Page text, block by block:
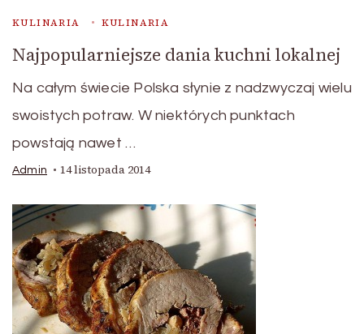
KULINARIA KULINARIA
Najpopularniejsze dania kuchni lokalnej
Na całym świecie Polska słynie z nadzwyczaj wielu
swoistych potraw. W niektórych punktach
powstają nawet …
Admin 14 listopada 2014